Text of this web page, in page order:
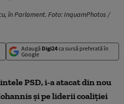
în Parlament. Foto: InquamPhotos /
Adaugă Digi24ca sursă preferată în
Google
PSD, i-a atacat din nou
și pe liderii coaliției